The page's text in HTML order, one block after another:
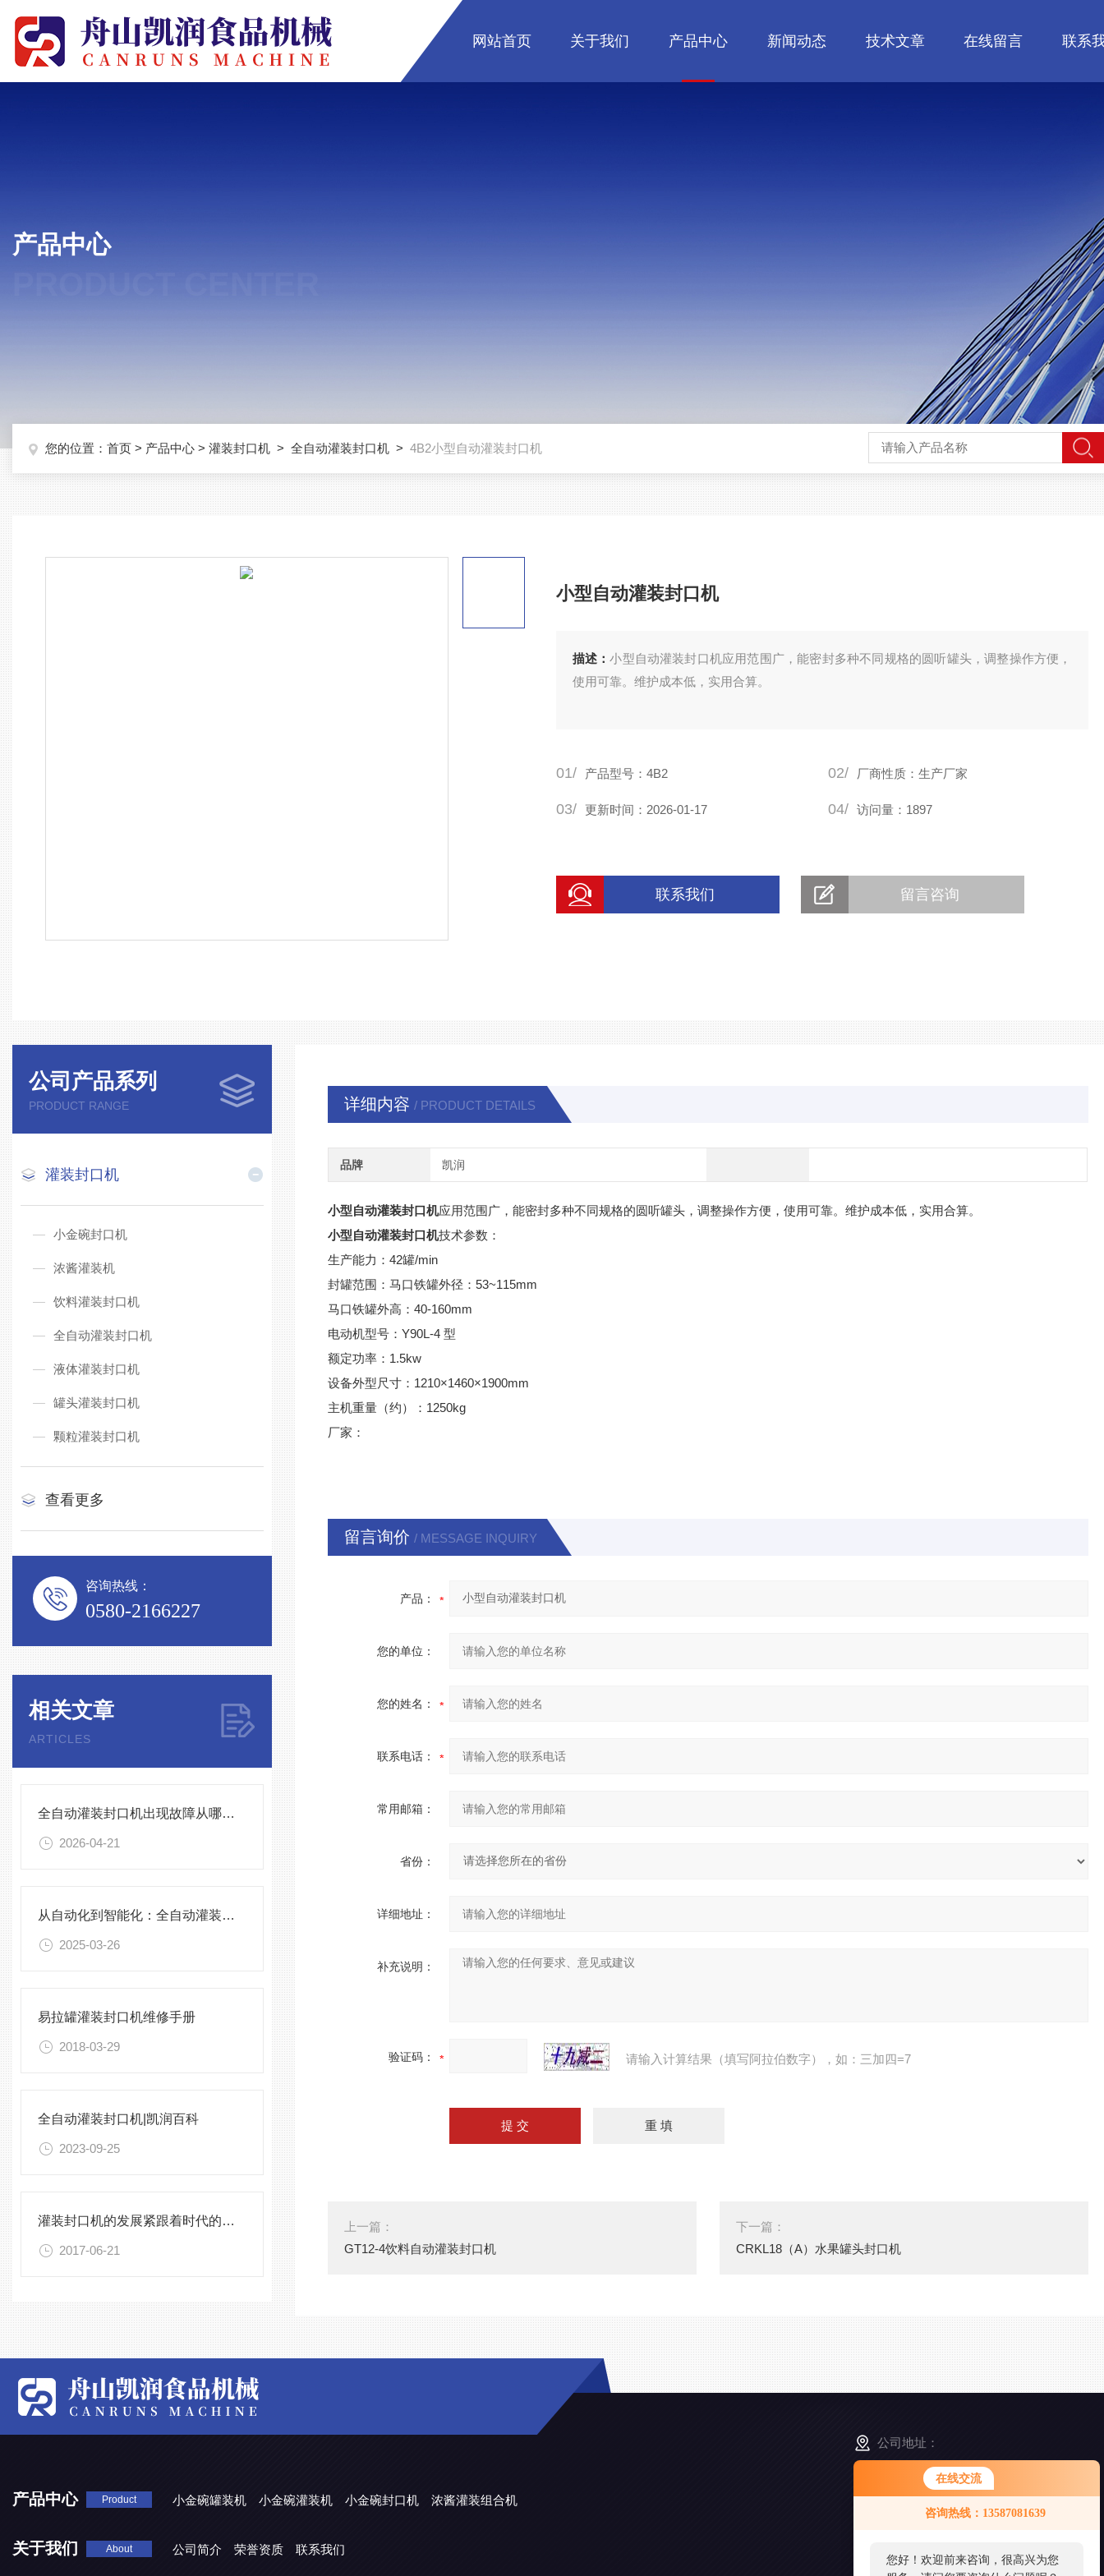
在线交流
咨询热线：13587081639
您好！欢迎前来咨询，很高兴为您
网站首页 关于我们 产品中心 新闻动态 技术文章 在线留言 联系
产品中心
您的位置： 首页 > 产品中心 > 灌装封口机 > 全自动灌装封口机 > 4B2小型自动灌装封口机
小型自动灌装封口机
描述：小型自动灌装封口机应用范围广，能密封多种不同规格的圆听罐头，调整操作方便，
使用可靠。维护成本低，实用合算。
01/ 产品型号：4B2 02/ 厂商性质：生产厂家
03/ 更新时间：2026-01-17 04/ 访问量：1897
联系我们 留言咨询
公司产品系列
PRODUCT RANGE
灌装封口机
小金碗封口机
浓酱灌装机
饮料灌装封口机
全自动灌装封口机
液体灌装封口机
罐头灌装封口机
颗粒灌装封口机
查看更多
咨询热线：
0580-2166227
相关文章
ARTICLES
全自动灌装封口机出现故障从哪几步分析？
2026-04-21
从自动化到智能化：全自动灌装封口机的优势
2025-03-26
易拉罐灌装封口机维修手册
2018-03-29
全自动灌装封口机|凯润百科
2023-09-25
灌装封口机的发展紧跟着时代的步伐
2017-06-21
详细内容 / PRODUCT DETAILS
品牌 凯润
小型自动灌装封口机应用范围广，能密封多种不同规格的圆听罐头，调整操作方便，使用可靠。维护成本低，实用合算。
小型自动灌装封口机技术参数：
生产能力：42罐/min
封罐范围：马口铁罐外径：53~115mm
马口铁罐外高：40-160mm
电动机型号：Y90L-4 型
额定功率：1.5kw
设备外型尺寸：1210×1460×1900mm
主机重量（约）：1250kg
厂家：
留言询价 / MESSAGE INQUIRY
产品：
您的单位：
您的姓名：
联系电话：
常用邮箱：
省份：
详细地址：
补充说明：
验证码： 请输入计算结果（填写阿拉伯数字），如：三加四=7
上一篇：
GT12-4饮料自动灌装封口机
下一篇：
CRKL18（A）水果罐头封口机
产品中心 Product 小金碗罐装机 小金碗灌装机 小金碗封口机 浓酱灌装组合机
关于我们 About 公司简介 荣誉资质 联系我们
公司地址：
浙江省舟山市普陀区展茅街道晓晖路3号
添